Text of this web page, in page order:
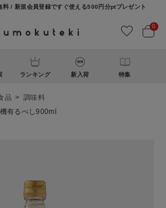
/ 新規会員登録ですぐ使える500円分ptプレゼント
0
ランキング 新入荷 特集
品
調味料
有るべし900ml